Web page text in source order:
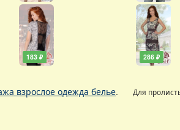
183 ₽ 286 ₽
взрослое одежда белье. Для